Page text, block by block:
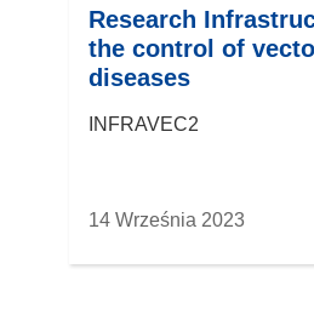
n
o
Research
the control of
diseases
INFRAVEC2
14 Września 2023